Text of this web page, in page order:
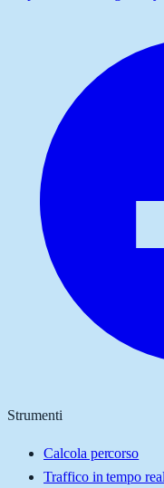
Strumenti
Calcola percorso
Traffico in tempo